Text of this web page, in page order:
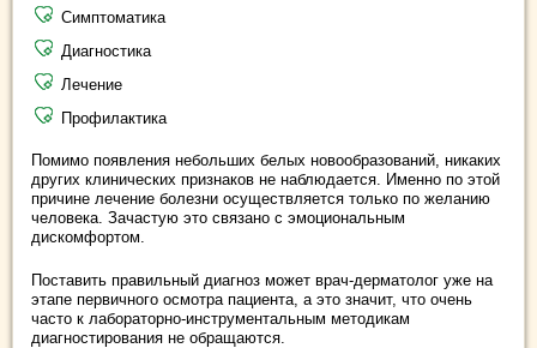
Симптоматика
Диагностика
Лечение
Профилактика
Помимо появления небольших белых новообразований, никаких
других клинических признаков не наблюдается. Именно по этой
причине лечение болезни осуществляется только по желанию
человека. Зачастую это связано с эмоциональным
дискомфортом.
Поставить правильный диагноз может врач-дерматолог уже на
этапе первичного осмотра пациента, а это значит, что очень
часто к лабораторно-инструментальным методикам
диагностирования не обращаются.